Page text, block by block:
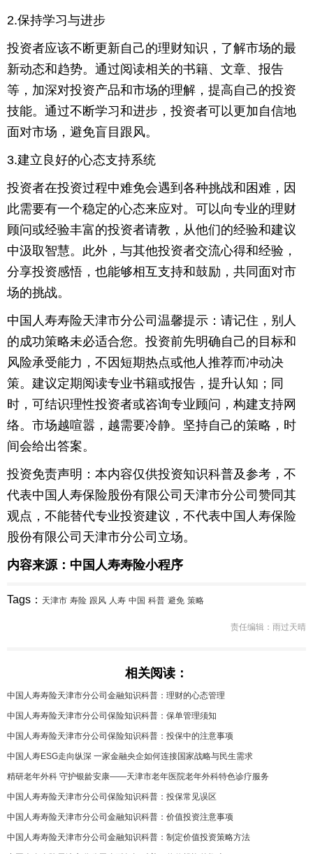
讯
财
化
2.保持学习与进步
投资者应该不断更新自己的理财知识，了解市场的最
新动态和趋势。通过阅读相关的书籍、文章、报告
等，加深对投资产品和市场的理解，提高自己的投资
技能。通过不断学习和进步，投资者可以更加自信地
面对市场，避免盲目跟风。
3.建立良好的心态支持系统
投资者在投资过程中难免会遇到各种挑战和困难，因
此需要有一个稳定的心态来应对。可以向专业的理财
顾问或经验丰富的投资者请教，从他们的经验和建议
中汲取智慧。此外，与其他投资者交流心得和经验，
分享投资感悟，也能够相互支持和鼓励，共同面对市
场的挑战。
中国人寿寿险天津市分公司温馨提示：请记住，别人
的成功策略未必适合您。投资前先明确自己的目标和
风险承受能力，不因短期热点或他人推荐而冲动决
策。建议定期阅读专业书籍或报告，提升认知；同
时，可结识理性投资者或咨询专业顾问，构建支持网
络。市场越喧嚣，越需要冷静。坚持自己的策略，时
间会给出答案。
投资免责声明：本内容仅供投资知识科普及参考，不
代表中国人寿保险股份有限公司天津市分公司赞同其
观点，不能替代专业投资建议，不代表中国人寿保险
股份有限公司天津市分公司立场。
内容来源：中国人寿寿险小程序
Tags： 天津市 寿险 跟风 人寿 中国 科普 避免 策略
责任编辑：雨过天晴
相关阅读：
中国人寿寿险天津市分公司金融知识科普：理财的心态管理
中国人寿寿险天津市分公司保险知识科普：保单管理须知
中国人寿寿险天津市分公司保险知识科普：投保中的注意事项
中国人寿ESG走向纵深 一家金融央企如何连接国家战略与民生需求
精研老年外科 守护银龄安康——天津市老年医院老年外科特色诊疗服务
中国人寿寿险天津市分公司保险知识科普：投保常见误区
中国人寿寿险天津市分公司金融知识科普：价值投资注意事项
中国人寿寿险天津市分公司金融知识科普：制定价值投资策略方法